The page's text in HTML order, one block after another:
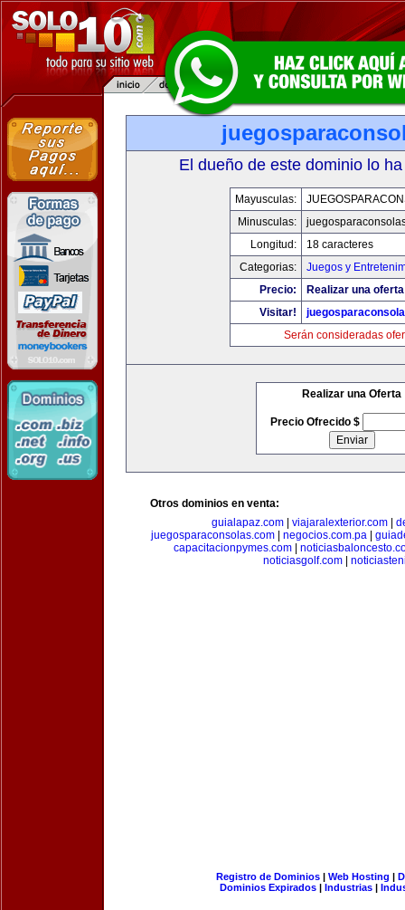
El dueño de este dominio lo
Mayusculas:
Minusculas:
Longitud:
18 caracteres
Categorias:
Juegos y
Precio:
Realizar una
Visitar!
Serán consideradas
Realizar una Oferta
Precio Ofrecido $
Otros dominios en venta:
guialapaz.com
viajaralexterior.com
juegosparaconsolas.com| negocios.com.pa|
capacitacionpymes.com|
noticiasgolf.com|
Registro de Dominios| Web Hosting |
Dominios Expirados | Industrias |